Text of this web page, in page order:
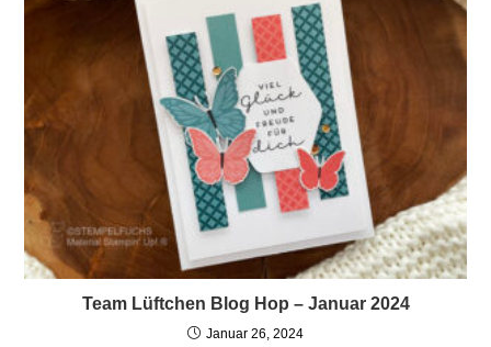
Team Lüftchen Blog Hop – Januar 2024
Januar 26, 2024